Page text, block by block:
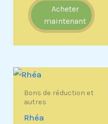
Acheter
maintenant
Bons de réduction et
autres
Rhéa